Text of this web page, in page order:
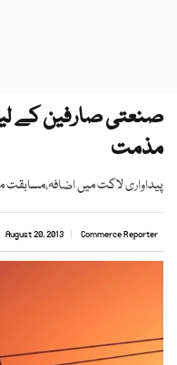
صنعتی صارفین کے
مذمت
پیداواری لاگت میں
Commerce Reporter
August 20, 2013